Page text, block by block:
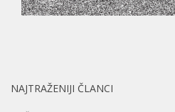
NAJTRAŽENIJI ČLANCI